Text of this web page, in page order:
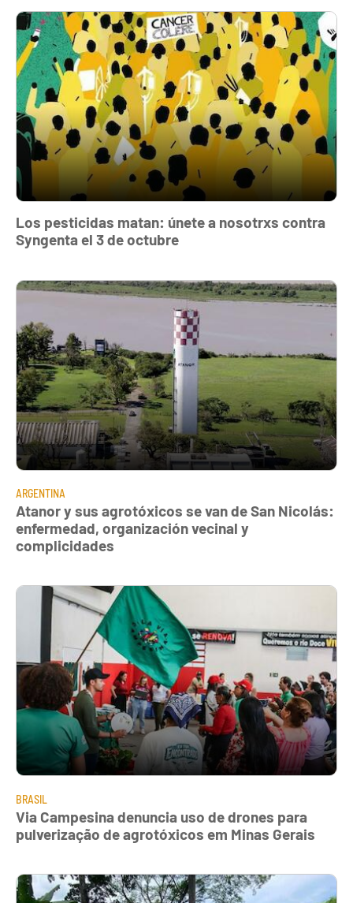
Los pesticidas matan: únete a nosotrxs contra
Syngenta el 3 de octubre
ARGENTINA
Atanor y sus agrotóxicos se van de San Nicolás:
enfermedad, organización vecinal y
complicidades
BRASIL
Via Campesina denuncia uso de drones para
pulverização de agrotóxicos em Minas Gerais